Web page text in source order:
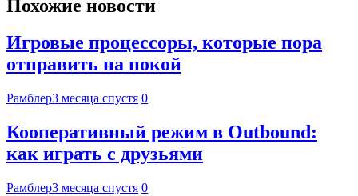
Похожие новости
Игровые процессоры, которые пора
отправить на покой
Рамблер3 месяца спустя 0
Кооперативный режим в Outbound:
как играть с друзьями
Рамблер3 месяца спустя 0